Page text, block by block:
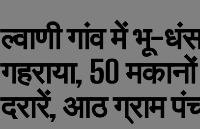
ल्वाणी गांव में भू-
गहराया, 50
दरारें, आठ ग्राम